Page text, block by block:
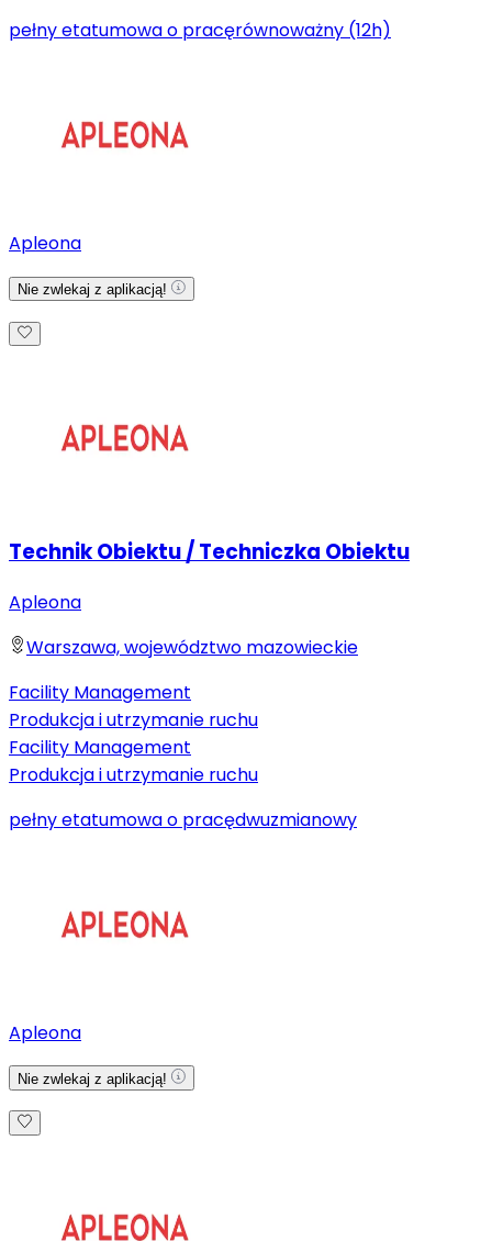
pełny etatumowa o pracęrównoważny (12h)
Apleona
Nie zwlekaj z aplikacją!
Technik Obiektu / Techniczka Obiektu
Apleona
Warszawa, województwo mazowieckie
Facility Management
Produkcja i utrzymanie ruchu
Facility Management
Produkcja i utrzymanie ruchu
pełny etatumowa o pracędwuzmianowy
Apleona
Nie zwlekaj z aplikacją!